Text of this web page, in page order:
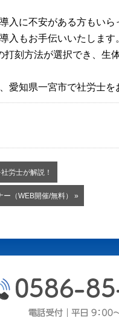
入に不安がある方もいら
入もお手伝いいたします
刻方法が選択でき、生
愛知県一宮市で社労士を
労士が解説！
ー（WEB開催/無料） »